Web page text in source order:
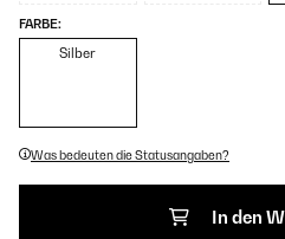
FARBE:
Silber
Was bedeuten die Statusangaben?
In den